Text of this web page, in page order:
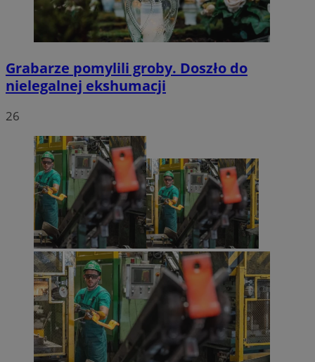
Grabarze pomylili groby. Doszło do
nielegalnej ekshumacji
26